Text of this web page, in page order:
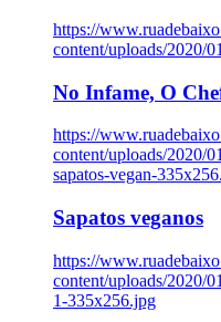
https://
content/uploads/2020/
No Infame, O
https://
content/uploads/2020/
sapatos-vegan-
Sapatos veganos
https://
content/uploads/2020/
1-335x256.jpg